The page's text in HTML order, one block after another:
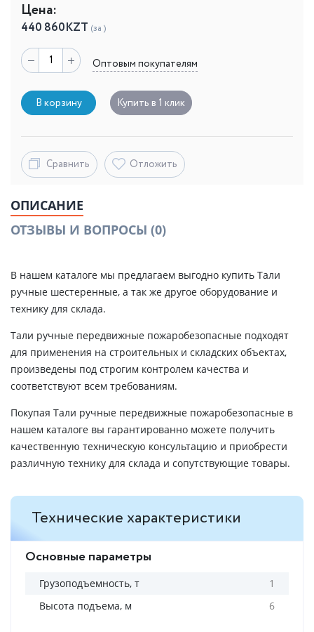
Цена:
440 860KZT (за )
Оптовым покупателям
В корзину Купить в 1 клик
Сравнить Отложить
ОПИСАНИЕ
ОТЗЫВЫ И ВОПРОСЫ (0)
В нашем каталоге мы предлагаем выгодно купить Тали
ручные шестеренные, а так же другое оборудование и
технику для склада.
Тали ручные передвижные пожаробезопасные подходят
для применения на строительных и складских объектах,
произведены под строгим контролем качества и
соответствуют всем требованиям.
Покупая Тали ручные передвижные пожаробезопасные в
нашем каталоге вы гарантированно можете получить
качественную техническую консультацию и приобрести
различную технику для склада и сопутствующие товары.
Технические характеристики
Основные параметры
Грузоподъемность, т
1
Высота подъема, м
6